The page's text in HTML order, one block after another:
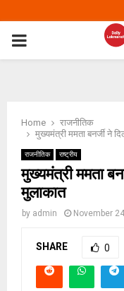
PRIMARY
Home
राजनीतिक
मुख्यमंत्री ममता बनर्जी ने
राजनीतिक राष्ट्रीय
मुख्यमंत्री ममता
मुलाकात
by admin November
SHARE 0